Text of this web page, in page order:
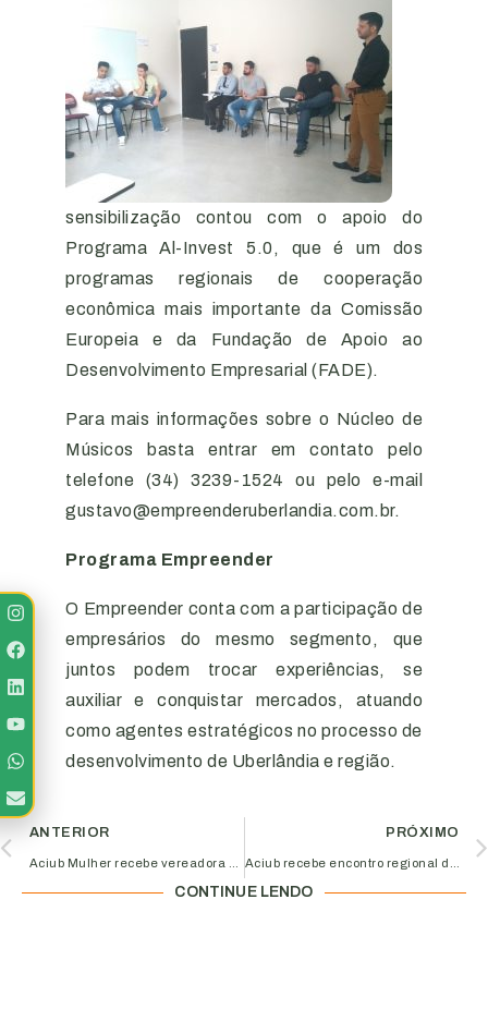
sensibilização contou com o apoio do
Programa Al-Invest 5.0, que é um dos
programas regionais de cooperação
econômica mais importante da Comissão
Europeia e da Fundação de Apoio ao
Desenvolvimento Empresarial (FADE).
Para mais informações sobre o Núcleo de
Músicos basta entrar em contato pelo
telefone (34) 3239-1524 ou pelo e-mail
gustavo@empreenderuberlandia.com.br.
Programa Empreender
O Empreender conta com a participação de
empresários do mesmo segmento, que
juntos podem trocar experiências, se
auxiliar e conquistar mercados, atuando
como agentes estratégicos no processo de
desenvolvimento de Uberlândia e região.
ANTERIOR PRÓXIMO
CONTINUE LENDO